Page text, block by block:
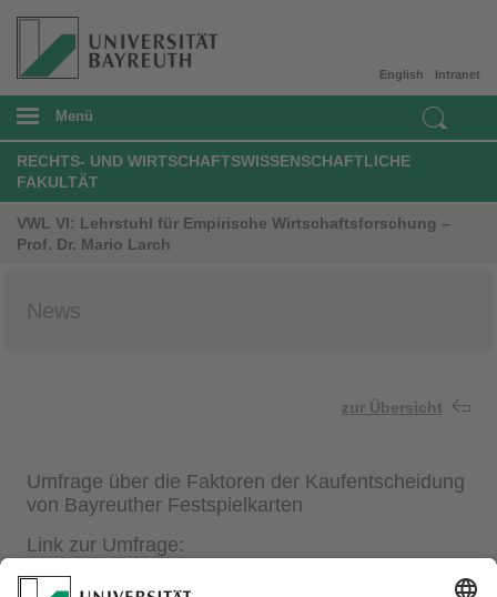
Intranet
English
Menü
RECHTS- UND WIRTSCHAFTSWISSENSCHAFTLICHE
FAKULTÄT
VWL VI: Lehrstuhl für Empirische Wirtschaftsforschung –
Prof. Dr. Mario Larch
News
zur Übersicht
Umfrage über die Faktoren der Kaufentscheidung
von Bayreuther Festspielkarten
Link zur Umfrage:
test